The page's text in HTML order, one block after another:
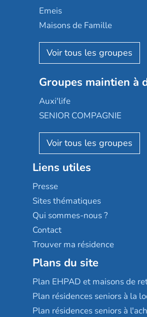
Domusvi
Happy Senior
Aquarelia
Nexity edenea
Les jardins d'Arcadie
Occitalia
Appartseniors
Reseda
Stella management
Les villages d'or
Sérénys
Résidences services Villa
Emeis
Maisons de Famille
Korian
Emera
Groupe SOS
Le Noble Âge
Almage
Résidalya
Groupe aplus
Groupes maintien à
Auxi'life
SENIOR COMPAGNIE
AGE D'OR Services
Liens utiles
Presse
Sites thématiques
Qui sommes-nous ?
Contact
Trouver ma résidence
Plans du site
Plan EHPAD et maisons de
Plan résidences seniors à la
Plan résidences seniors à